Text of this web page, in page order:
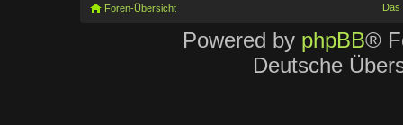
Foren-Übersicht Das
Powered by phpBB®
Deutsche